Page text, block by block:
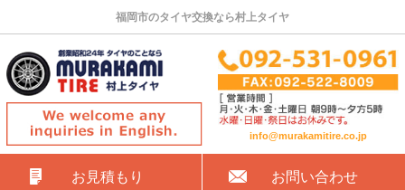
福岡市のタイヤ交換なら村上タイヤ
info@murakamitire.co.jp
お見積もり お問い合わせ